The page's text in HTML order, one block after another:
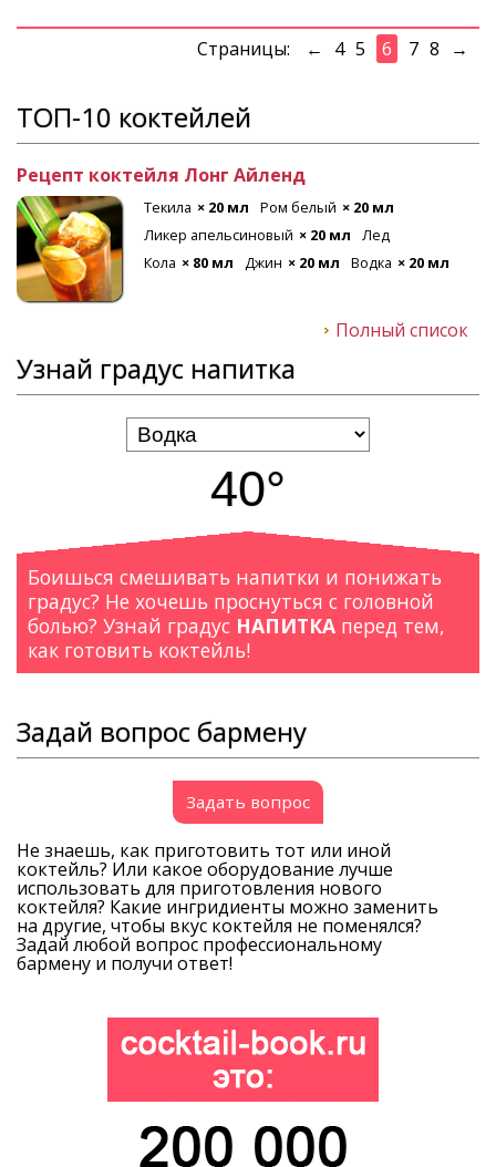
Страницы: ← 4 5 6 7 8 →
ТОП-10 коктейлей
Рецепт коктейля Лонг Айленд
Текила × 20 мл Ром белый × 20 мл
Ликер апельсиновый × 20 мл
Лед
Кола × 80 мл Джин × 20 мл Водка × 20 мл
Полный список
Узнай градус напитка
40°
Боишься смешивать напитки и понижать
градус? Не хочешь проснуться с головной
болью? Узнай градус НАПИТКА перед тем,
как готовить коктейль!
Задай вопрос бармену
Задать вопрос
Не знаешь, как приготовить тот или иной
коктейль? Или какое оборудование лучше
использовать для приготовления нового
коктейля? Какие ингридиенты можно заменить
на другие, чтобы вкус коктейля не поменялся?
Задай любой вопрос профессиональному
бармену и получи ответ!